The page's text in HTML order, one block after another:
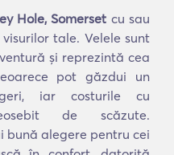
Hole, Somerset cu sau
tale. Velele sunt
și reprezintă cea
pot găzdui un
iar costurile cu
de scăzute.
bună alegere pentru cei